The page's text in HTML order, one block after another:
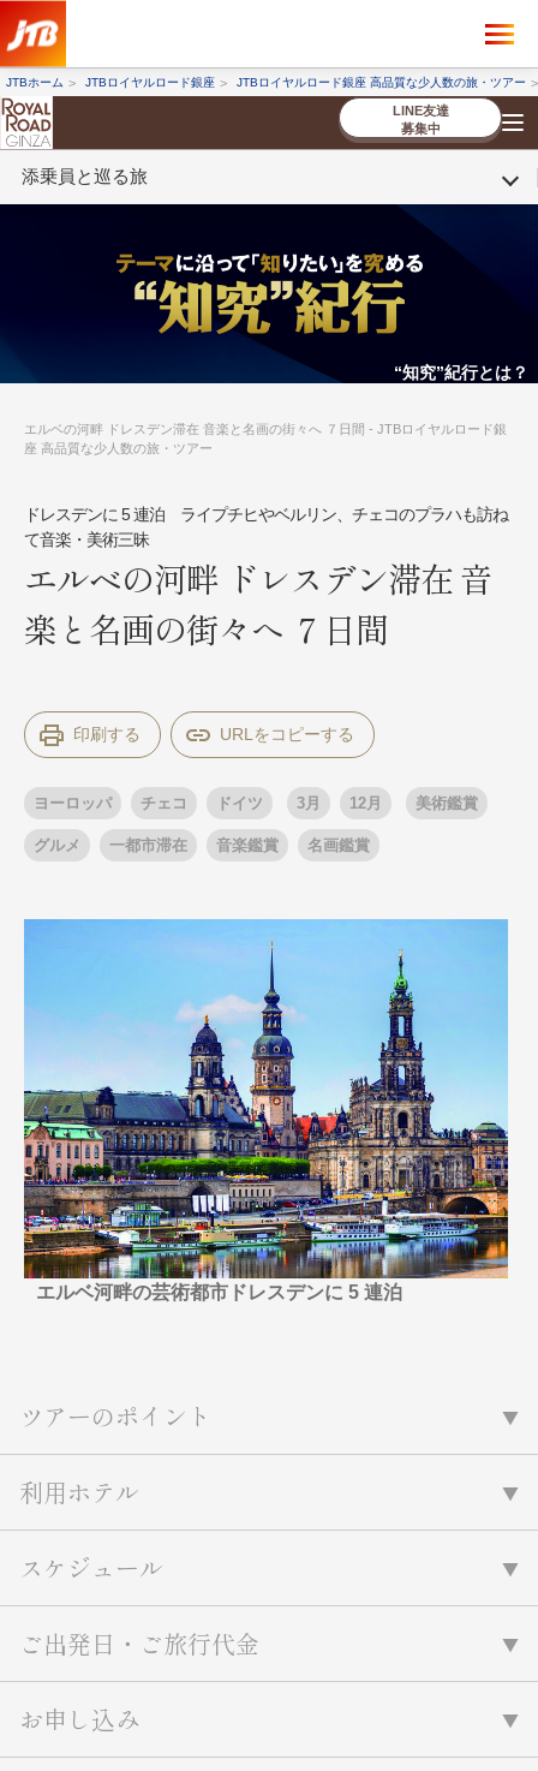
JTBホーム JTBロイヤルロード銀座 JTBロイヤルロード銀座 高品質な少人数の旅・ツアー
LINE友達
募集中
添乗員と巡る旅
の流れ
法人企業・自治体のみ
なさまへ
条件から探す
条件から探す
出発月
6月
7月 8月
9月
10月
11月
12月
お盆・夏休み
年末年始
夢の休日 | 海外旅行
目的・テーマから探す
美術鑑賞
ヨーロッパの田舎（村・町）
名門・名物ホテルに泊まる
特別企画
グルメ
リゾート
一都市滞在
お祭り・イベント
絶景
日系航空会社で行く
世界遺産を訪れる
1度は見てみたい遺跡
ハイキング・トレッキング
専任ガイド・講師同行の旅
1名様からの旅
条件から探す
条件から探す
出発月
9月
10月 11月
12月
お盆・夏休み
年末年始
ブランド
夢の休日 煌
夢の休日 国内旅行
季節の風景
特別企画
ラグジュアリーバスでめぐる
ガンツウ
ななつ星in九州
TWILIGHT EXPRESS 瑞風
美食・旬の味覚を味わう
アドベンチャーツーリズム・ウォー
キング
観光列車
島旅
芸術鑑賞（美術、音楽）・講師同行
の旅
“知究”紀行とは？
エルベの河畔 ドレスデン滞在 音楽と名画の街々へ ７日間 - JTBロイヤルロード銀
座 高品質な少人数の旅・ツアー
ドレスデンに 5 連泊 ライプチヒやベルリン、チェコのプラハも訪ね
て音楽・美術三昧
エルベの河畔 ドレスデン滞在 音
楽と名画の街々へ ７日間
印刷する
ヨーロッパ チェコ ドイツ 3月 12月 美術鑑賞
グルメ 一都市滞在 音楽鑑賞 名画鑑賞
エルベ河畔の芸術都市ドレスデンに 5 連泊
ツアーのポイント
利用ホテル
スケジュール
ご出発日・ご旅行代金
お申し込み
ツアーを探す ×
海外ツアー 国内ツアー